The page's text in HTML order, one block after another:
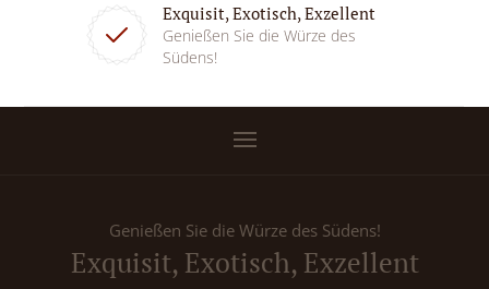
Exquisit, Exotisch, Exzellent
Genießen Sie die Würze des
Südens!
Genießen Sie die Würze des Südens!
Exquisit, Exotisch, Exzellent